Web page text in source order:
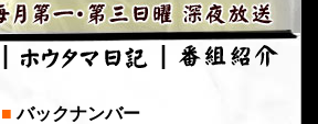
■ バックナンバー